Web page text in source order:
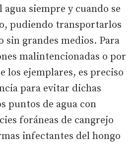
siempre y cuando se
pudiendo transportarlos
sin grandes medios. Para
malintencionadas o por
los ejemplares, es preciso
para evitar dichas
puntos de agua con
foráneas de cangrejo
infectantes del hongo